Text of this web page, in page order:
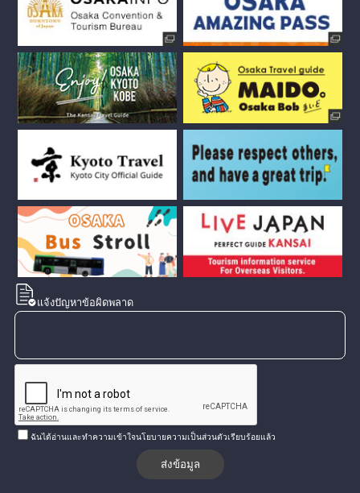
แจ้งปัญหาข้อผิดพลาด
ฉันได้อ่านและทำความเข้าใจนโยบายความเป็นส่วนตัวเรียบร้อยแล้ว